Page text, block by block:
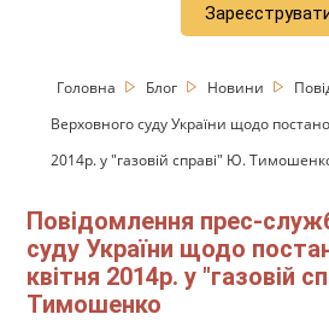
Головна Блог Новини
Верховного суду України щодо
2014р. у "газовій справі" Ю.
Повідомлення прес-
суду України щодо
квітня 2014р. у "газовій
Тимошенко